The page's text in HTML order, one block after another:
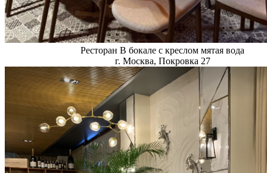
Ресторан В бокале с креслом мятая вода
г. Москва, Покровка 27